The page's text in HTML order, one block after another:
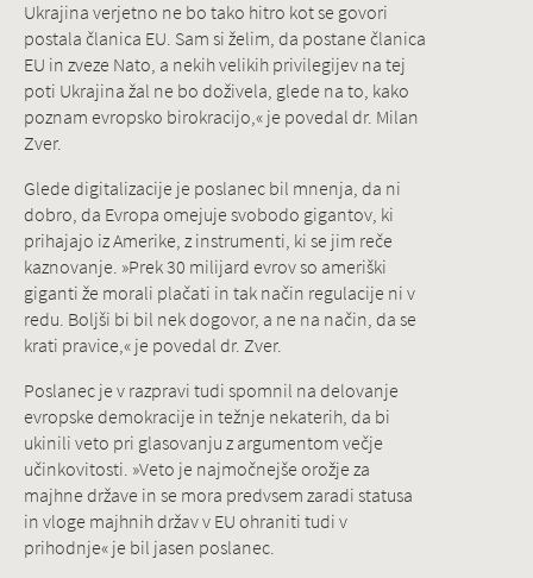
Ukrajina verjetno ne bo tako hitro kot se govori
postala članica EU. Sam si želim, da postane članica
EU in zveze Nato, a nekih velikih privilegijev na tej
poti Ukrajina žal ne bo doživela, glede na to, kako
poznam evropsko birokracijo,« je povedal dr. Milan
Zver.
Glede digitalizacije je poslanec bil mnenja, da ni
dobro, da Evropa omejuje svobodo gigantov, ki
prihajajo iz Amerike, z instrumenti, ki se jim reče
kaznovanje. »Prek 30 milijard evrov so ameriški
giganti že morali plačati in tak način regulacije ni v
redu. Boljši bi bil nek dogovor, a ne na način, da se
krati pravice,« je povedal dr. Zver.
Poslanec je v razpravi tudi spomnil na delovanje
evropske demokracije in težnje nekaterih, da bi
ukinili veto pri glasovanju z argumentom večje
učinkovitosti. »Veto je najmočnejše orožje za
majhne države in se mora predvsem zaradi statusa
in vloge majhnih držav v EU ohraniti tudi v
prihodnje« je bil jasen poslanec.